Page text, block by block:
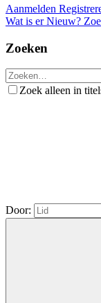
Aanmelden
Wat is er Nieuw?
Zoeken
Zoek alleen in
Door: